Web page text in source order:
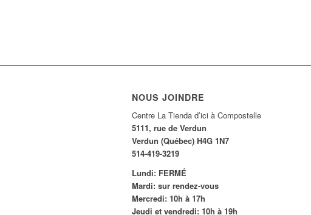
NOUS JOINDRE
Centre La Tienda d’ici à Compostelle
5111, rue de Verdun
Verdun (Québec) H4G 1N7
514-419-3219
Lundi: FERMÉ
Mardi: sur rendez-vous
Mercredi: 10h à 17h
Jeudi et vendredi: 10h à 19h